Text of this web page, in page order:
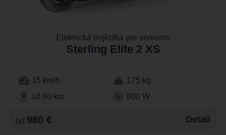
Elektrická trojkolka pre seniorov
Sterling Elite 2 XS
15 km/h
175 kg
až 60 km
800 W
od 980 € Detail